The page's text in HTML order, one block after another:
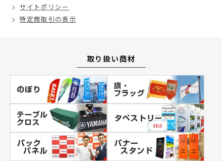
サイトポリシー
特定商取引の表示
取り扱い商材